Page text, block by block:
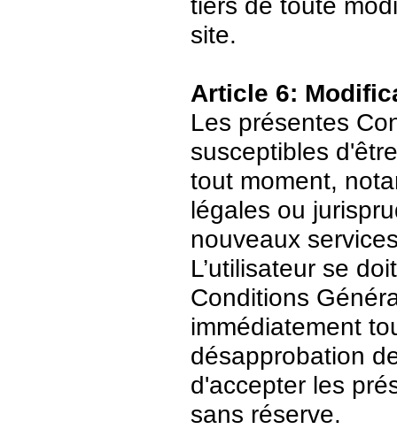
site.
Article 6:
Les présentes
susceptibles
tout moment,
légales ou
nouveaux
L’utilisateur se
Conditions
immédiatement
désapprobation
d'accepter les
sans réserve.